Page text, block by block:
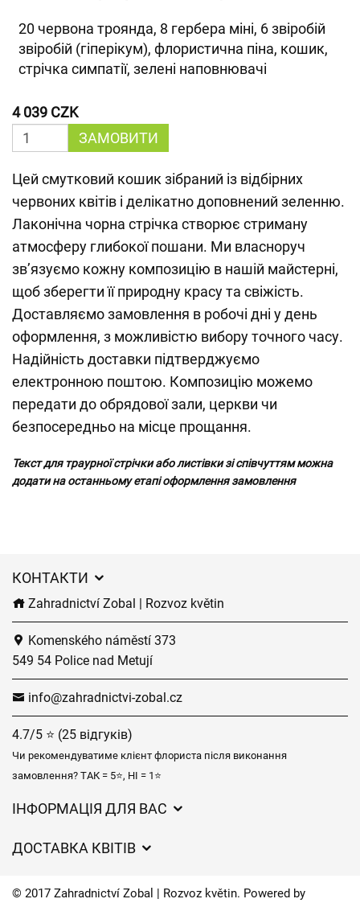
20 червона троянда, 8 гербера міні, 6 звіробій
звіробій (гіперікум), флористична піна, кошик,
стрічка симпатії, зелені наповнювачі
4 039 CZK
ЗАМОВИТИ
Цей смутковий кошик зібраний із відбірних
червоних квітів і делікатно доповнений зеленню.
Лаконічна чорна стрічка створює стриману
атмосферу глибокої пошани. Ми власноруч
зв’язуємо кожну композицію в нашій майстерні,
щоб зберегти її природну красу та свіжість.
Доставляємо замовлення в робочі дні у день
оформлення, з можливістю вибору точного часу.
Надійність доставки підтверджуємо
електронною поштою. Композицію можемо
передати до обрядової зали, церкви чи
безпосередньо на місце прощання.
Текст для траурної стрічки або листівки зі співчуттям можна
додати на останньому етапі оформлення замовлення
КОНТАКТИ
Zahradnictví Zobal | Rozvoz květin
Komenského náměstí 373
549 54 Police nad Metují
info@zahradnictvi-zobal.cz
4.7/5 ⭐ (25 відгуків)
Чи рекомендуватиме клієнт флориста після виконання
замовлення? ТАК = 5⭐, НІ = 1⭐
ІНФОРМАЦІЯ ДЛЯ ВАС
Захист персональних даних
Час доставки квітів – огляд можливостей
ДОСТАВКА КВІТІВ
© 2017 Zahradnictví Zobal | Rozvoz květin. Powered by